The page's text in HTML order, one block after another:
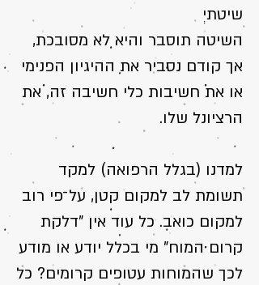
שיטתיְ
השיטה תוסבר והיא לא מסובכת,
אך קודם נסביר את ההיגיון הפנימי
או את חשיבות כלי חשיבה זה, את
הרציונל שלו.
למדנו (בגלל הרפואה) למקד
תשומת לב למקום קטן, על־פי רוב
למקום כואב. כל עוד אין "דלקת
קרום המוח" מי בכלל יודע או מודע
לכך שהמוחות עטופים קרומים? כל